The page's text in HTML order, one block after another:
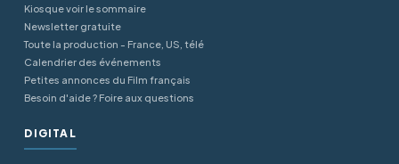
Kiosque voir le sommaire
Newsletter gratuite
Toute la production - France, US, télé
Calendrier des événements
Petites annonces du Film français
Besoin d'aide ? Foire aux questions
DIGITAL